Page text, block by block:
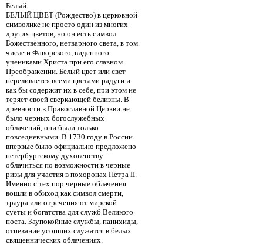
Белый
БЕЛЫЙ ЦВЕТ (Рождество) в церковной
символике не просто один из многих
других цветов, но он есть символ
Божественного, нетварного света, в том
числе и Фаворского, виденного
учениками Христа при его славном
Преображении. Белый цвет или свет
переливается всеми цветами радуги и
как бы содержит их в себе, при этом не
теряет своей сверкающей белизны. В
древности в Православной Церкви не
было черных богослужебных
облачений, они были только
повседневными. В 1730 году в России
впервые было официально предложено
петербургскому духовенству
облачиться по возможности в черные
ризы для участия в похоронах Петра II.
Именно с тех пор черные облачения
вошли в обиход как символ смерти,
траура или отречения от мирской
суеты и богатства для служб Великого
поста. Заупокойные службы, панихиды,
отпевание усопших служатся в белых
священнических облачениях.